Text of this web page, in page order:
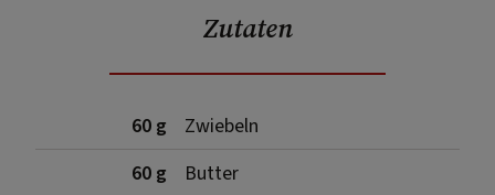
Zutaten
60 g
Zwiebeln
60 g
Butter